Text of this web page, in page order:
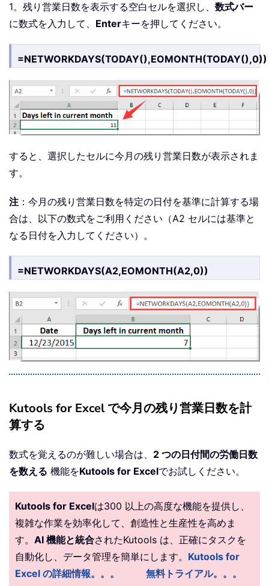
1。残り営業日数を表示する空白セルを選択し、 数式バー
に数式を入力して、 Enterキーを押してください。
=NETWORKDAYS(TODAY(),EOMONTH(TODAY(),0))
すると、選択したセルに今月の残り営業日数が表示されま
す。
注 ：今月の残り営業日数を特定の日付を基準に計算する場
合は、以下の数式をご利用ください（A2 セルには基準と
なる日付を入力してください）。
=NETWORKDAYS(A2,EOMONTH(A2,0))
Kutools for Excel で今月の残り営業日数を計
算する
数式を覚えるのが難しい場合は、 2 つの日付間の労働日数
を数える 機能をKutools for Excelでお試しください。
Kutools for Excelは300 以上の高度な機能を提供し、
複雑な作業を効率化して、創造性と生産性を高めま
す。 AI 機能と統合されたKutools は、正確にタスクを
自動化し、データ管理を簡単にします。 Kutools for
Excel の詳細情報。。。
無料トライアル。。。